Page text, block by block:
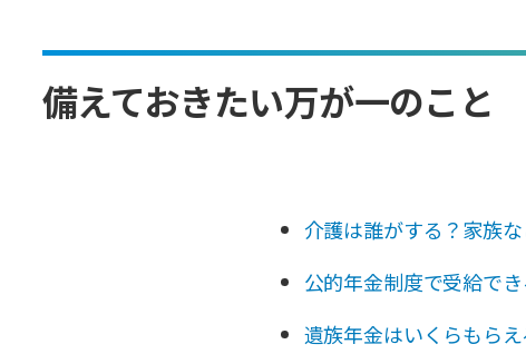
備えておきたい万が一のこと
介護は誰がする？家族
公的年金制度で受給で
遺族年金はいくらもら